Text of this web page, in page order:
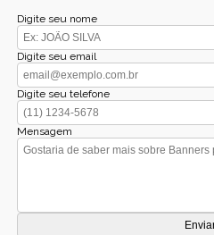
Digite seu nome
Digite seu email
Digite seu telefone
Mensagem